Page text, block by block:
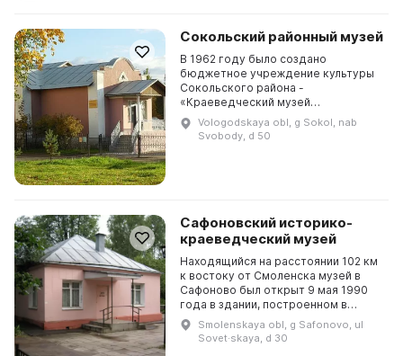
Сокольский районный музей
В 1962 году было создано
бюджетное учреждение культуры
Сокольского района -
«Краеведческий музей
Сокольского района». В 1993 году
оно было реорганизовано в
Сокольский городской историко-
Vologodskaya obl, g Sokol, nab
Svobody, d 50
Сафоновский историко-
краеведческий музей
Находящийся на расстоянии 102 км
к востоку от Смоленска музей в
Сафоново был открыт 9 мая 1990
года в здании, построенном в
первые годы становления города.
Первым директором музея была
назначена Боров...
Smolenskaya obl, g Safonovo, ul
Sovet·skaya, d 30